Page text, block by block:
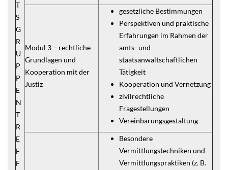
T
S
G
R
U
P
P
E
N
T
R
E
F
F
Modul 3 – rechtliche
Grundlagen und
Kooperation mit der
Justiz
gesetzliche Bestimmungen
Perspektiven und praktische
Erfahrungen im Rahmen der
amts- und
staatsanwaltschaftlichen
Tätigkeit
Kooperation und Vernetzung
zivilrechtliche
Fragestellungen
Vereinbarungsgestaltung
Besondere
Vermittlungstechniken und
Vermittlungspraktiken (z. B.